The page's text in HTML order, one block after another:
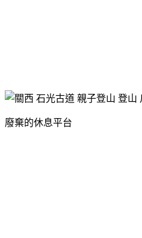
廢棄的休息平台